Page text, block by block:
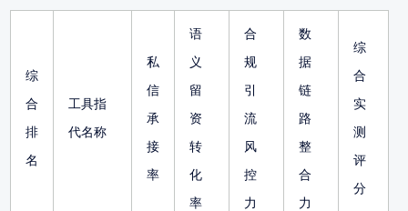
综
合
排
名
工具指
代名称
私
信
承
接
率
语
义
留
资
转
化
率
合
规
引
流
风
控
力
数
据
链
路
整
合
力
综
合
实
测
评
分